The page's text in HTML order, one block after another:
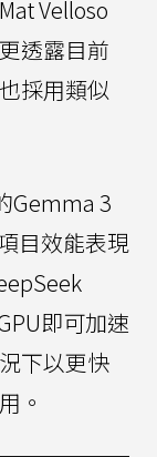
Velloso
透露目前
採用類似
Gemma 3
目效能表現
即可加速
下以更快
。